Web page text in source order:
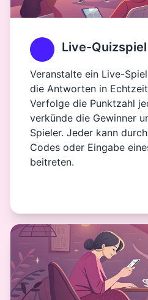
Live-
Veranstalte ein Live-
die Antworten in
Verfolge die Punktzahl
verkünde die Gewinner
Spieler. Jeder kann
Codes oder Eingabe
beitreten.